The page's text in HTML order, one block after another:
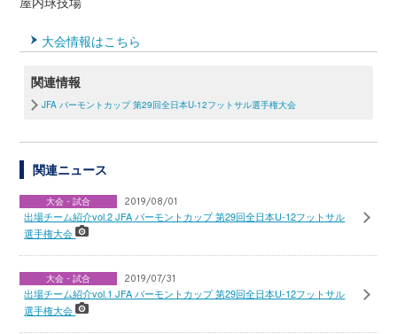
大会情報はこちら
関連情報
JFA バーモントカップ 第29回全日本U-12フットサル選手権大会
関連ニュース
大会・試合 2019/08/01
出場チーム紹介vol.2 JFA バーモントカップ 第29回全日本U-12フットサル
選手権大会
大会・試合 2019/07/31
出場チーム紹介vol.1 JFA バーモントカップ 第29回全日本U-12フットサル
選手権大会